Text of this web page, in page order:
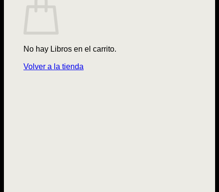
No hay Libros en el carrito.
Volver a la tienda